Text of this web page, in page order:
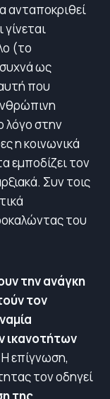
ανταποκριθεί
(το
ως
που
λόγο στην
η κοινωνικά
εμποδίζει τον
Συν τοις
του
την ανάγκη
τον
ικανοτήτων
επίγνωση,
τον οδηγεί
της